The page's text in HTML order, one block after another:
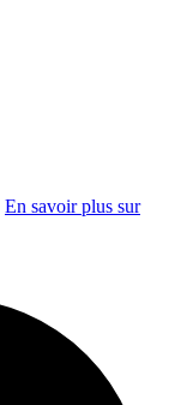
En savoir plus sur